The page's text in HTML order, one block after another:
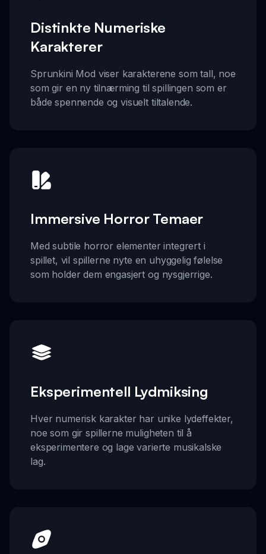
Distinkte Numeriske
Karakterer
Sprunkini Mod viser karakterene som tall, noe
som gir en ny tilnærming til spillingen som er
både spennende og visuelt tiltalende.
Immersive Horror Temaer
Med subtile horror elementer integrert i
spillet, vil spillerne nyte en uhyggelig følelse
som holder dem engasjert og nysgjerrige.
Eksperimentell Lydmiksing
Hver numerisk karakter har unike lydeffekter,
noe som gir spillerne muligheten til å
eksperimentere og lage varierte musikalske
lag.